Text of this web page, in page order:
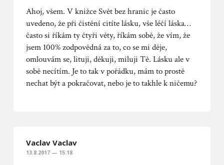
Ahoj, všem. V knižce Svět bez hranic je často
uvedeno, že při čistění citíte lásku, vše léčí láska…
často si říkám ty čtyři věty, říkám sobě, že vím, že
jsem 100% zodpovědná za to, co se mi děje,
omlouvám se, lituji, děkuji, miluji Tě. Lásku ale v
sobě necítím. Je to tak v pořádku, mám to prostě
nechat být a pokračovat, nebo je to takhle k ničemu?
Vaclav Vaclav
13.8.2017 — 15:18